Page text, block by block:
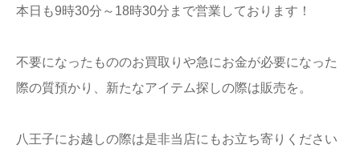
本日も9時30分～18時30分まで営業しております！
不要になったもののお買取りや急にお金が必要になった
際の質預かり、新たなアイテム探しの際は販売を。
八王子にお越しの際は是非当店にもお立ち寄りください
ポリシー